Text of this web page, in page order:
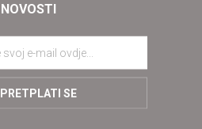
NOVOSTI
PRETPLATI SE